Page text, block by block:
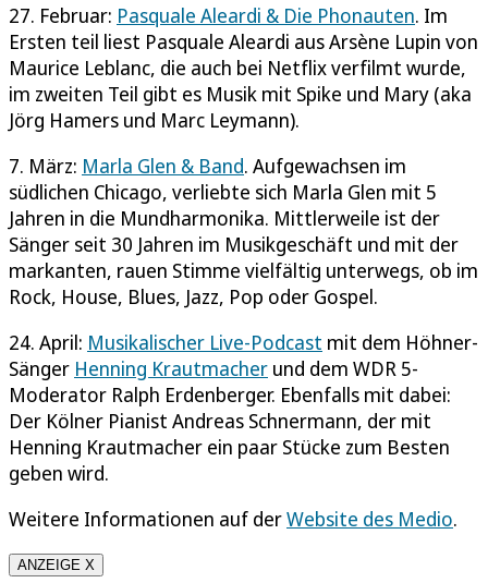
27. Februar: Pasquale Aleardi & Die Phonauten. Im
Ersten teil liest Pasquale Aleardi aus Arsène Lupin von
Maurice Leblanc, die auch bei Netflix verfilmt wurde,
im zweiten Teil gibt es Musik mit Spike und Mary (aka
Jörg Hamers und Marc Leymann).
7. März: Marla Glen & Band. Aufgewachsen im
südlichen Chicago, verliebte sich Marla Glen mit 5
Jahren in die Mundharmonika. Mittlerweile ist der
Sänger seit 30 Jahren im Musikgeschäft und mit der
markanten, rauen Stimme vielfältig unterwegs, ob im
Rock, House, Blues, Jazz, Pop oder Gospel.
24. April: Musikalischer Live-Podcast mit dem Höhner-
Sänger Henning Krautmacher und dem WDR 5-
Moderator Ralph Erdenberger. Ebenfalls mit dabei:
Der Kölner Pianist Andreas Schnermann, der mit
Henning Krautmacher ein paar Stücke zum Besten
geben wird.
Weitere Informationen auf derWebsite des Medio.
ANZEIGE X